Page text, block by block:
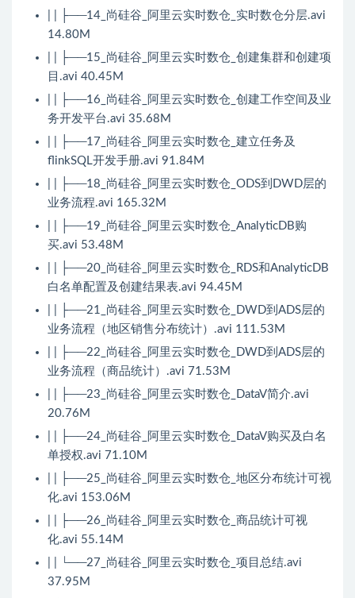
| | ├──14_尚硅谷_阿里云实时数仓_实时数仓分层.avi
14.80M
| | ├──15_尚硅谷_阿里云实时数仓_创建集群和创建项
目.avi 40.45M
| | ├──16_尚硅谷_阿里云实时数仓_创建工作空间及业
务开发平台.avi 35.68M
| | ├──17_尚硅谷_阿里云实时数仓_建立任务及
flinkSQL开发手册.avi 91.84M
| | ├──18_尚硅谷_阿里云实时数仓_ODS到DWD层的
业务流程.avi 165.32M
| | ├──19_尚硅谷_阿里云实时数仓_AnalyticDB购
买.avi 53.48M
| | ├──20_尚硅谷_阿里云实时数仓_RDS和AnalyticDB
白名单配置及创建结果表.avi 94.45M
| | ├──21_尚硅谷_阿里云实时数仓_DWD到ADS层的
业务流程（地区销售分布统计）.avi 111.53M
| | ├──22_尚硅谷_阿里云实时数仓_DWD到ADS层的
业务流程（商品统计）.avi 71.53M
| | ├──23_尚硅谷_阿里云实时数仓_DataV简介.avi
20.76M
| | ├──24_尚硅谷_阿里云实时数仓_DataV购买及白名
单授权.avi 71.10M
| | ├──25_尚硅谷_阿里云实时数仓_地区分布统计可视
化.avi 153.06M
| | ├──26_尚硅谷_阿里云实时数仓_商品统计可视
化.avi 55.14M
| | └──27_尚硅谷_阿里云实时数仓_项目总结.avi
37.95M